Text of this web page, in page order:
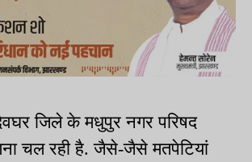
जिले के मधुपुर नगर परिषद
चल रही है. जैसे-जैसे मतपेटियां